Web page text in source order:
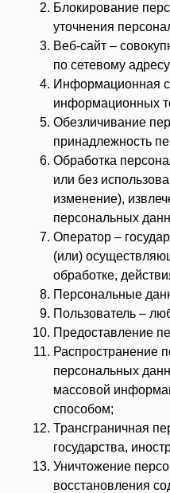
Блокирование
уточнения
Веб-сайт –
по сетевому
Информационная
информационных
Обезличивание
принадлежность
Обработка
или без
изменение),
персональных
Оператор –
(или)
обработке,
Персональные
Пользователь –
Предоставление
Распространение
персональных
массовой
способом;
Трансграничная
государства,
Уничтожение
восстановления